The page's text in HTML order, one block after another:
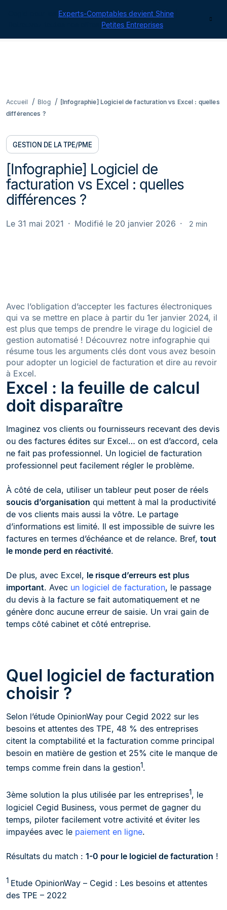
Experts-Comptables devient Shine
Petites Entreprises
Accueil Blog
[Infographie] Logiciel de facturation vs Excel : quelles
différences ?
GESTION DE LA TPE/PME
[Infographie] Logiciel de
facturation vs Excel : quelles
différences ?
Le 31 mai 2021 Modifié le 20 janvier 2026 2 min
Avec l’obligation d’accepter les factures électroniques
qui va se mettre en place à partir du 1er janvier 2024, il
est plus que temps de prendre le virage du logiciel de
gestion automatisé ! Découvrez notre infographie qui
résume tous les arguments clés dont vous avez besoin
pour adopter un logiciel de facturation et dire au revoir
à Excel.
Excel : la feuille de calcul
doit disparaître
Imaginez vos clients ou fournisseurs recevant des devis
ou des factures édites sur Excel… on est d’accord, cela
ne fait pas professionnel. Un logiciel de facturation
professionnel peut facilement régler le problème.
À côté de cela, utiliser un tableur peut poser de réels
soucis d’organisation qui mettent à mal la productivité
de vos clients mais aussi la vôtre. Le partage
d’informations est limité. Il est impossible de suivre les
factures en termes d’échéance et de relance. Bref, tout
le monde perd en réactivité.
De plus, avec Excel, le risque d’erreurs est plus
important. Avec un logiciel de facturation, le passage
du devis à la facture se fait automatiquement et ne
génère donc aucune erreur de saisie. Un vrai gain de
temps côté cabinet et côté entreprise.
Quel logiciel de facturation
choisir ?
Selon l’étude OpinionWay pour Cegid 2022 sur les
besoins et attentes des TPE, 48 % des entreprises
citent la comptabilité et la facturation comme principal
besoin en matière de gestion et 25% cite le manque de
temps comme frein dans la gestion1.
3ème solution la plus utilisée par les entreprises1, le
logiciel Cegid Business, vous permet de gagner du
temps, piloter facilement votre activité et éviter les
impayées avec le paiement en ligne.
Résultats du match : 1-0 pour le logiciel de facturation !
1 Etude OpinionWay – Cegid : Les besoins et attentes
des TPE – 2022